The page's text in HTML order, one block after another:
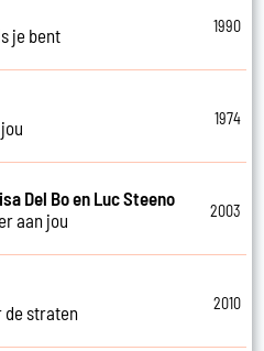
je bent
1990
1974
Del Bo en Luc Steeno
aan jou
2003
de straten
2010